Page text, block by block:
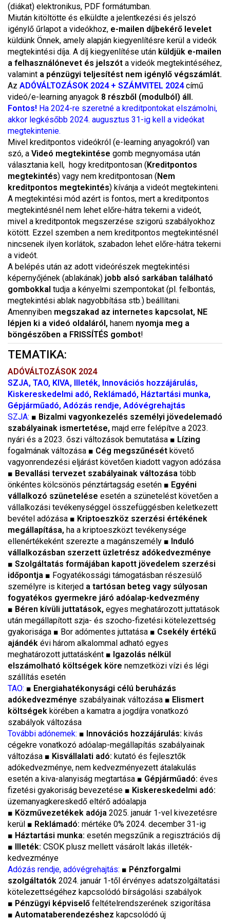
(diákat) elektronikus, PDF formátumban.
Miután kitöltötte és elküldte a jelentkezési és jelszó
igénylő űrlapot a videókhoz, e-mailen díjbekérő levelet
küldünk Önnek, amely alapján kiegyenlítésre kerül a videók
megtekintési díja. A díj kiegyenlítése után küldjük e-mailen
a felhasználónevet és jelszót a videók megtekintéséhez,
valamint a pénzügyi teljesítést nem igénylő végszámlát.
Az ADÓVÁLTOZÁSOK 2024 + SZÁMVITEL 2024című
videó/e-learning anyagok 8 részből (modulból) áll.
Fontos! Ha 2024-re szeretné a kreditpontokat elszámolni,
akkor legkésőbb 2024. augusztus 31-ig kell a videókat
megtekintenie.
Mivel kreditpontos videókról (e-learning anyagokról) van
szó, a Videó megtekintése gomb megnyomása után
választania kell, hogy kreditpontosan (Kreditpontos
megtekintés) vagy nem kreditpontosan (Nem
kreditpontos megtekintés) kívánja a videót megtekinteni.
A megtekintési mód azért is fontos, mert a kreditpontos
megtekintésnél nem lehet előre-hátra tekerni a videót,
mivel a kreditpontok megszerzése szigorú szabályokhoz
kötött. Ezzel szemben a nem kreditpontos megtekintésnél
nincsenek ilyen korlátok, szabadon lehet előre-hátra tekerni
a videót.
A belépés után az adott videórészek megtekintési
képernyőjének (ablakának) jobb alsó sarkában található
gombokkal tudja a kényelmi szempontokat (pl. felbontás,
megtekintési ablak nagyobbítása stb.) beállítani.
Amennyiben megszakad az internetes kapcsolat, NE
lépjen ki a videó oldaláról, hanem nyomja meg a
böngészőben a FRISSÍTÉS gombot!
TEMATIKA:
ADÓVÁLTOZÁSOK 2024
SZJA, TAO, KIVA, Illeték, Innovációs hozzájárulás,
Kiskereskedelmi adó, Reklámadó, Háztartási munka,
Gépjárműadó, Adózás rendje, Adóvégrehajtás
SZJA: ■ Bizalmi vagyonkezelés személyi jövedelemadó
szabályainak ismertetése, majd erre felépítve a 2023.
nyári és a 2023. őszi változások bemutatása ■ Lízing
fogalmának változása ■ Cég megszűnését követő
vagyonrendezési eljárást követően kiadott vagyon adózása
■ Bevallási tervezet szabályainak változása több
önkéntes kölcsönös pénztártagság esetén ■ Egyéni
vállalkozó szünetelése esetén a szünetelést követően a
vállalkozási tevékenységgel összefüggésben keletkezett
bevétel adózása ■ Kriptoeszköz szerzési értékének
megállapítása, ha a kriptoeszközt tevékenysége
ellenértékeként szerezte a magánszemély ■ Induló
vállalkozásban szerzett üzletrész adókedvezménye
■ Szolgáltatás formájában kapott jövedelem szerzési
időpontja ■ Fogyatékossági támogatásban részesülő
személyre is kiterjed a tartósan beteg vagy súlyosan
fogyatékos gyermekre járó adóalap-kedvezmény
■ Béren kívüli juttatások, egyes meghatározott juttatások
után megállapított szja- és szocho-fizetési kötelezettség
gyakorisága ■ Bor adómentes juttatása ■ Csekély értékű
ajándék évi három alkalommal adható egyes
meghatározott juttatásként ■ Igazolás nélkül
elszámolható költségek köre nemzetközi vízi és légi
szállítás esetén
TAO: ■ Energiahatékonysági célú beruházás
adókedvezménye szabályainak változása ■ Elismert
költségek körében a kamatra a jogdíjra vonatkozó
szabályok változása
További adónemek: ■ Innovációs hozzájárulás: kivás
cégekre vonatkozó adóalap-megállapítás szabályainak
változása ■ Kisvállalati adó: kutató és fejlesztők
adókedvezménye, nem kedvezményezett átalakulás
esetén a kiva-alanyiság megtartása ■ Gépjárműadó: éves
fizetési gyakoriság bevezetése ■ Kiskereskedelmi adó:
üzemanyagkereskedő eltérő adóalapja
■ Közművezetékek adója 2025. január 1-vel kivezetésre
kerül ■ Reklámadó: mértéke 0% 2024. december 31-ig
■ Háztartási munka: esetén megszűnik a regisztrációs díj
■ Illeték: CSOK plusz mellett vásárolt lakás illeték-
kedvezménye
Adózás rendje, adóvégrehajtás: ■ Pénzforgalmi
szolgáltatók 2024. január 1-től érvényes adatszolgáltatási
kötelezettségéhez kapcsolódó bírságolási szabályok
■ Pénzügyi képviselő feltételrendszerének szigorítása
■ Automataberendezéshez kapcsolódó új